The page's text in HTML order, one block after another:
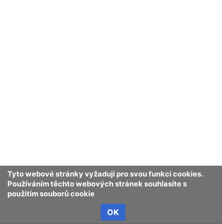
Tyto webové stránky vyžadují pro svou funkci cookies.
Používáním těchto webových stránek souhlasíte s
použitím souborů cookie
OK